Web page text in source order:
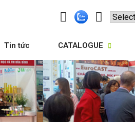
Tin tức CATALOGUE